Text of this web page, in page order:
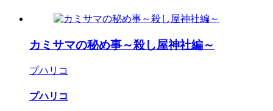
カミサマの秘め事～殺し屋神社編～
プハリコ
プハリコ